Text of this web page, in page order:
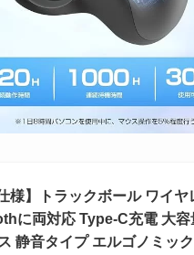
様】トラックボール ワイ
に両対応 Type-C充電 大
静音タイプ エルゴノミッ